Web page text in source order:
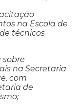
na Escola de
técnicos
sobre
na Secretaria
com
de